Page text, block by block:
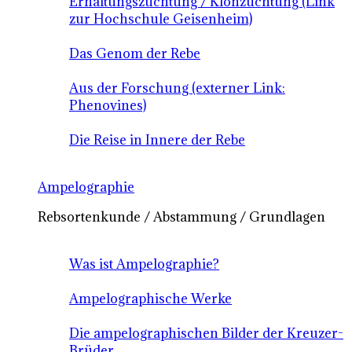
zur Hochschule Geisenheim)
Das Genom der Rebe
Aus der Forschung (externer Link:
Phenovines)
Die Reise in Innere der Rebe
Ampelographie
Rebsortenkunde / Abstammung / Grundlagen
Was ist Ampelographie?
Ampelographische Werke
Die ampelographischen Bilder der Kreuzer-